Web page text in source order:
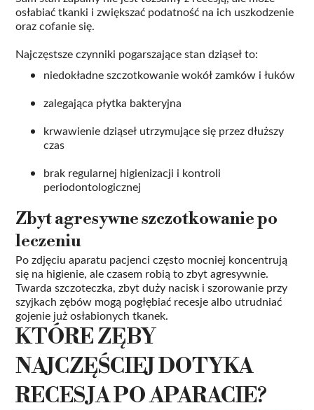
osłabiać tkanki i zwiększać podatność na ich uszkodzenie
oraz cofanie się.
Najczęstsze czynniki pogarszające stan dziąseł to:
niedokładne szczotkowanie wokół zamków i łuków
zalegająca płytka bakteryjna
krwawienie dziąseł utrzymujące się przez dłuższy
czas
brak regularnej higienizacji i kontroli
periodontologicznej
Zbyt agresywne szczotkowanie po
leczeniu
Po zdjęciu aparatu pacjenci często mocniej koncentrują
się na higienie, ale czasem robią to zbyt agresywnie.
Twarda szczoteczka, zbyt duży nacisk i szorowanie przy
szyjkach zębów mogą pogłębiać recesje albo utrudniać
gojenie już osłabionych tkanek.
KTÓRE ZĘBY
NAJCZĘŚCIEJ DOTYKA
RECESJA PO APARACIE?